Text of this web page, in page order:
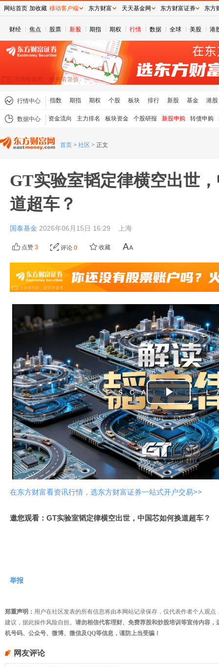
财经 焦点 股票 新股 期指 期权 行情 数据 全球 美股 港
行情中心 指数 期指 期权 个股 板块 排行 新股 基金 港股
数据中心 资金流向 主力排名 板块资金 个股研报 新股申购 转债申购
首页 > 社区 > 正文
GT实验室韬定律横空出世
道超车？
国泰基金 2026年06月15日 16:29 上海
点赞 3 评论 0 收藏
播
放
视
频
在东方财富看资讯行情，选东方财富证券一站式开户交易>>
邀您观看：GT实验室韬定律横空出世，中国芯如何换道超车？
举报
郑重声明： 用户在社区发表的所有信息将由本网站记录保存，仅代表作者个人观
建议，据此操作风险自担。 请勿相信代客理财、免费荐股和炒股培训等宣传内容
机号码、公众号、微博、微信及QQ等信息，谨防上当受骗！
网友评论
网站首页 加收藏 移动客户端 东方财富 天天基金网 东方财富证券 东方